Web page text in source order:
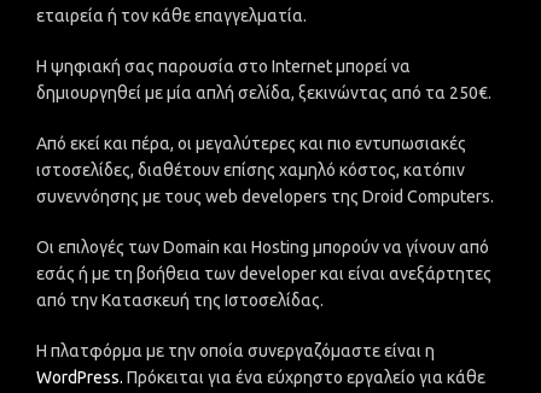
εταιρεία ή τον κάθε επαγγελματία.
Η ψηφιακή σας παρουσία στο Internet μπορεί να
δημιουργηθεί με μία απλή σελίδα, ξεκινώντας από τα 250€.
Από εκεί και πέρα, οι μεγαλύτερες και πιο εντυπωσιακές
ιστοσελίδες, διαθέτουν επίσης χαμηλό κόστος, κατόπιν
συνεννόησης με τους web developers της Droid Computers.
Οι επιλογές των Domain και Hosting μπορούν να γίνουν από
εσάς ή με τη βοήθεια των developer και είναι ανεξάρτητες
από την Κατασκευή της Ιστοσελίδας.
Η πλατφόρμα με την οποία συνεργαζόμαστε είναι η
WordPress. Πρόκειται για ένα εύχρηστο εργαλείο για κάθε